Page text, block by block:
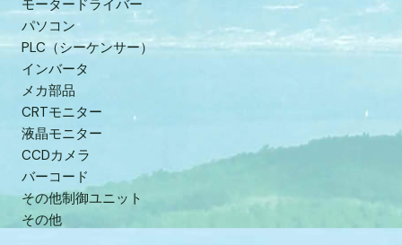
モータードライバー
パソコン
PLC（シーケンサー）
インバータ
メカ部品
CRTモニター
液晶モニター
CCDカメラ
バーコード
その他制御ユニット
その他